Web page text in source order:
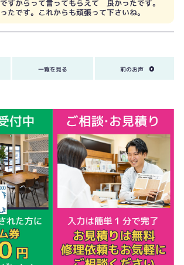
すからって言ってもらえて 良かったです。
たです。これからも頑張って下さいね。
一覧を見る 前のお声